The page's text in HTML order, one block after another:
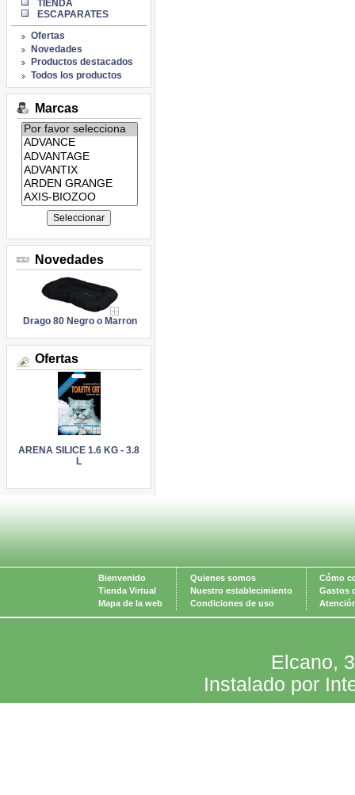
TIENDA
ESCAPARATES
Ofertas
Novedades
Productos destacados
Todos los productos
Marcas
Listado
de
marcas:
Novedades
Drago 80 Negro o Marron
Ofertas
ARENA SILICE 1.6 KG - 3.8
L
Bienvenido
Tienda Virtual
Mapa de la web
Quienes somos
Nuestro establecimiento
Condiciones de uso
Cómo
Gastos
Elcano,
Instalado por